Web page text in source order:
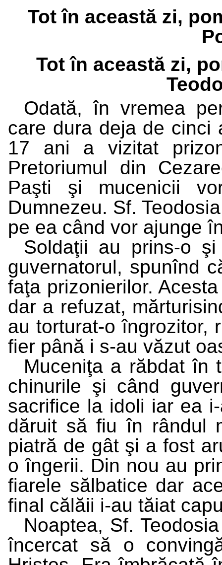
Tot în această zi,
Tot în această zi,
Odată, în vremea
care dura deja de cinci
17 ani a vizitat
Pretoriumul din
Paşti şi mucenicii
Dumnezeu. Sf.
pe ea când vor ajunge
Soldaţii au prins-o
guvernatorul, spunînd
faţa prizonierilor.
dar a refuzat,
au torturat-o îngrozitor,
fier până i s-au văzut
Muceniţa a răbdat în
chinurile şi când
sacrifice la idoli iar ea
dăruit să fiu în rândul
piatră de gât şi a fost
o îngerii. Din nou au
fiarele sălbatice dar
final călăii i-au tăiat
Noaptea, Sf.
încercat să o